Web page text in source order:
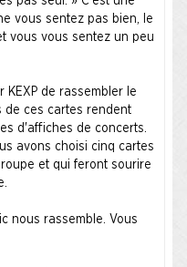
vous sentez pas bien, le
vous vous sentez un peu
KEXP de rassembler le
de ces cartes rendent
d'affiches de concerts.
avons choisi cinq cartes
et qui feront sourire
nous rassemble. Vous